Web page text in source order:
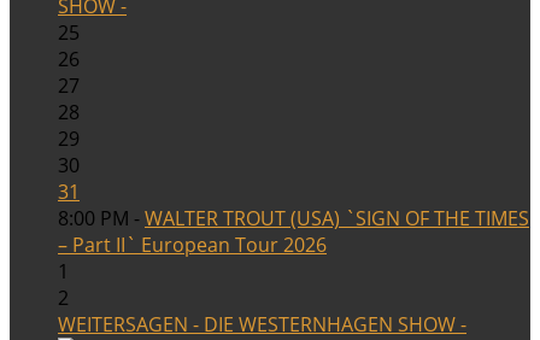
SHOW -
25
26
27
28
29
30
31
8:00 PM -WALTER TROUT (USA) `SIGN OF THE TIMES
– Part II` European Tour 2026
1
2
WEITERSAGEN - DIE WESTERNHAGEN SHOW -